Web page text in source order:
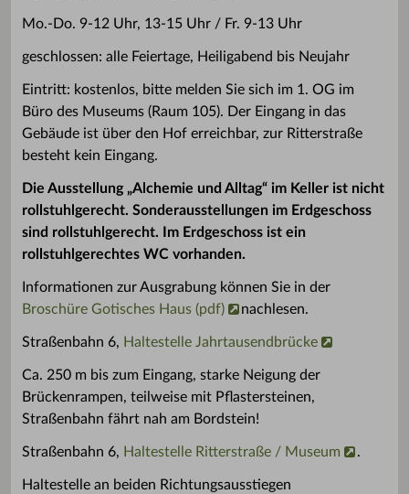
Mo.-Do. 9-12 Uhr, 13-15 Uhr / Fr. 9-13 Uhr
geschlossen: alle Feiertage, Heiligabend bis Neujahr
Eintritt: kostenlos, bitte melden Sie sich im 1. OG im
Büro des Museums (Raum 105). Der Eingang in das
Gebäude ist über den Hof erreichbar, zur Ritterstraße
besteht kein Eingang.
Die Ausstellung „Alchemie und Alltag“ im Keller ist nicht
rollstuhlgerecht. Sonderausstellungen im Erdgeschoss
sind rollstuhlgerecht. Im Erdgeschoss ist ein
rollstuhlgerechtes WC vorhanden.
Informationen zur Ausgrabung können Sie in der
Broschüre Gotisches Haus (pdf)
nachlesen.
Straßenbahn 6, Haltestelle Jahrtausendbrücke
Ca. 250 m bis zum Eingang, starke Neigung der
Brückenrampen, teilweise mit Pflastersteinen,
Straßenbahn fährt nah am Bordstein!
Straßenbahn 6, Haltestelle Ritterstraße / Museum .
Haltestelle an beiden Richtungsausstiegen